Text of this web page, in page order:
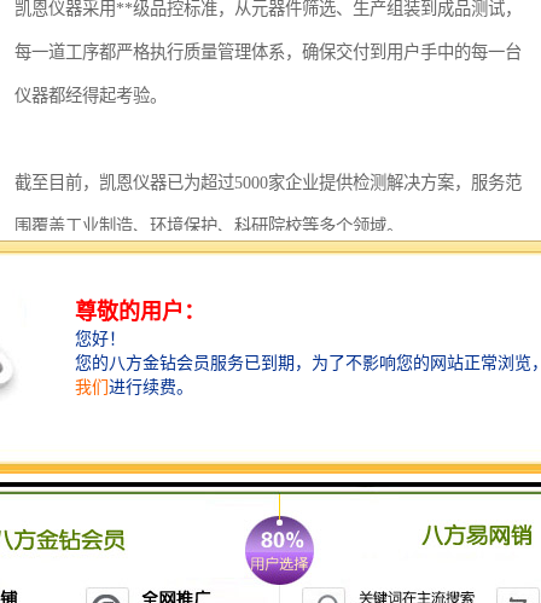
凯恩仪器采用**级品控标准，从元器件筛选、生产组装到成品测试，
每一道工序都严格执行质量管理体系，确保交付到用户手中的每一台
仪器都经得起考验。
截至目前，凯恩仪器已为超过5000家企业提供检测解决方案，服务范
围覆盖工业制造、环境保护、科研院校等多个领域。